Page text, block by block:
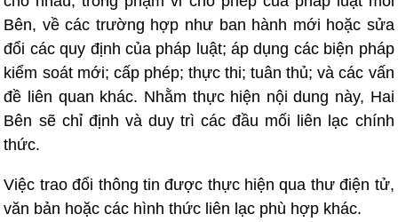
Bên, về các trường hợp như ban hành mới hoặc sửa
đổi các quy định của pháp luật; áp dụng các biện pháp
kiểm soát mới; cấp phép; thực thi; tuân thủ; và các vấn
đề liên quan khác. Nhằm thực hiện nội dung này, Hai
Bên sẽ chỉ định và duy trì các đầu mối liên lạc chính
thức.
Việc trao đổi thông tin được thực hiện qua thư điện tử,
văn bản hoặc các hình thức liên lạc phù hợp khác.